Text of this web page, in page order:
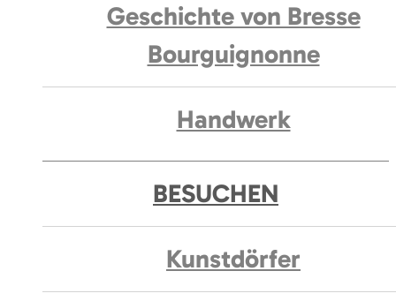
Geschichte von Bresse
Bourguignonne
Handwerk
BESUCHEN
Kunstdörfer